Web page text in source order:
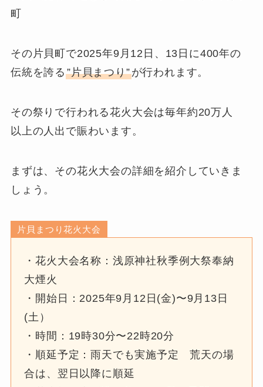
町
その片貝町で2025年9月12日、13日に400年の
伝統を誇る ”片貝まつり”が行われます。
その祭りで行われる花火大会は毎年約20万人
以上の人出で賑わいます。
まずは、その花火大会の詳細を紹介していきま
しょう。
片貝まつり花火大会
・花火大会名称：浅原神社秋季例大祭奉納
大煙火
・開始日：2025年9月12日(金)〜9月13日
(土）
・時間：19時30分〜22時20分
・順延予定：雨天でも実施予定 荒天の場
合は、翌日以降に順延